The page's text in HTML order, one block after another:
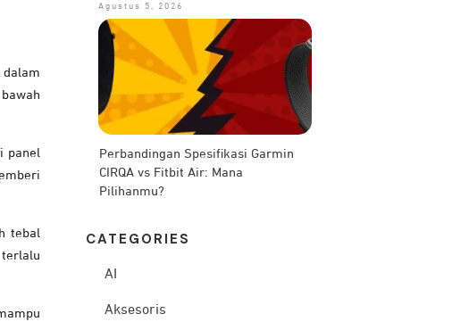
dalam
panel
tebal
Agustus 5, 2026
Perbandingan Spesifikasi Garmin
CIRQA vs Fitbit Air: Mana
Pilihanmu?
CATEG ORIES
AI
Aksesoris